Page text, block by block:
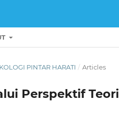
PINTAR HARATI / Articles
Perspektif Teori